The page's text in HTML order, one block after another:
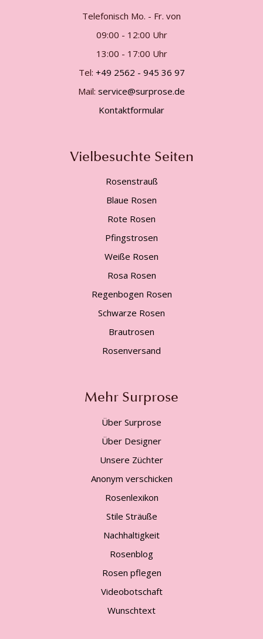
Telefonisch Mo. - Fr. von
09:00 - 12:00 Uhr
13:00 - 17:00 Uhr
Tel: +49 2562 - 945 36 97
Mail: service@surprose.de
Kontaktformular
Vielbesuchte Seiten
Rosenstrauß
Blaue Rosen
Rote Rosen
Pfingstrosen
Weiße Rosen
Rosa Rosen
Regenbogen Rosen
Schwarze Rosen
Brautrosen
Rosenversand
Mehr Surprose
Über Surprose
Über Designer
Unsere Züchter
Anonym verschicken
Rosenlexikon
Stile Sträuße
Nachhaltigkeit
Rosenblog
Rosen pflegen
Videobotschaft
Wunschtext